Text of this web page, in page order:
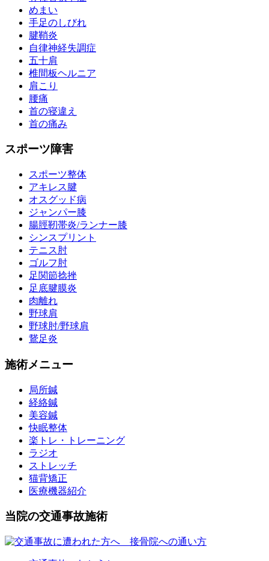
めまい
手足のしびれ
腱鞘炎
自律神経失調症
五十肩
椎間板ヘルニア
肩こり
腰痛
首の寝違え
首の痛み
スポーツ障害
スポーツ整体
アキレス腱
オスグッド病
ジャンパー膝
腸脛靭帯炎/ランナー膝
シンスプリント
テニス肘
ゴルフ肘
足関節捻挫
足底腱膜炎
肉離れ
野球肩
野球肘/野球肩
鵞足炎
施術メニュー
局所鍼
経絡鍼
美容鍼
快眠整体
楽トレ・トレーニング
ラジオ
ストレッチ
猫背矯正
医療機器紹介
当院の交通事故施術